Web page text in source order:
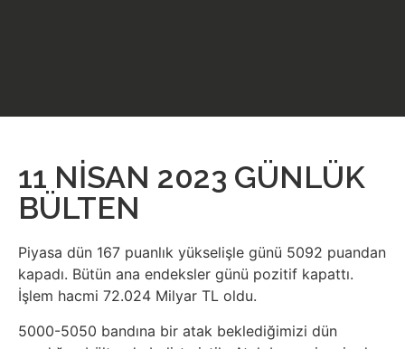
11 NİSAN 2023 GÜNLÜK
BÜLTEN
Piyasa dün 167 puanlık yükselişle günü 5092 puandan
kapadı. Bütün ana endeksler günü pozitif kapattı.
İşlem hacmi 72.024 Milyar TL oldu.
5000-5050 bandına bir atak beklediğimizi dün